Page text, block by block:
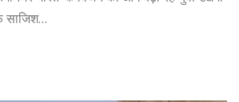
साजिश…